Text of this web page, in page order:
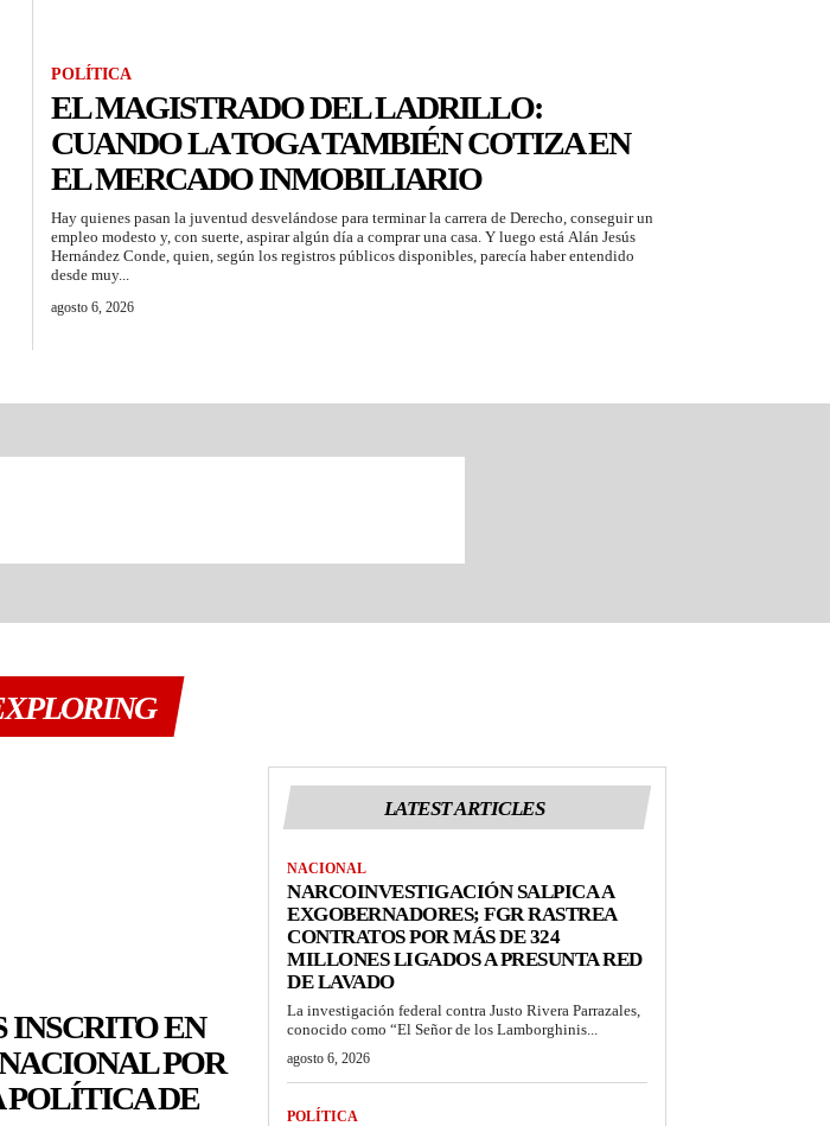
POLÍTICA
EL MAGISTRADO DEL LADRILLO:
CUANDO LA TOGA TAMBIÉN COTIZA EN
EL MERCADO INMOBILIARIO
Hay quienes pasan la juventud desvelándose para terminar la carrera de Derecho, conseguir un
empleo modesto y, con suerte, aspirar algún día a comprar una casa. Y luego está Alán Jesús
Hernández Conde, quien, según los registros públicos disponibles, parecía haber entendido
desde muy...
agosto 6, 2026
INSCRITO EN
POR
DE
LATEST ARTICLES
NACIONAL
NARCOINVESTIGACIÓN SALPICA A
EXGOBERNADORES; FGR RASTREA
CONTRATOS POR MÁS DE 324
MILLONES LIGADOS A PRESUNTA RED
DE LAVADO
La investigación federal contra Justo Rivera Parrazales,
conocido como “El Señor de los Lamborghinis...
agosto 6, 2026
POLÍTICA